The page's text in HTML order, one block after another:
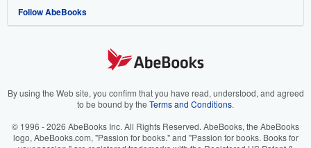
View Basket
Refer a seller
Careers
Your Ads Privacy Choices
Accessibility
Customer Support
AbeBooks.co.uk
AbeBooks.it
AbeBooks.ca
Follow AbeBooks
By using the Web site, you confirm that you have read, understood, and agreed
to be bound by the Terms and Conditions.
© 1996 - 2026 AbeBooks Inc. All Rights Reserved. AbeBooks, the AbeBooks
logo, AbeBooks.com, "Passion for books." and "Passion for books. Books for